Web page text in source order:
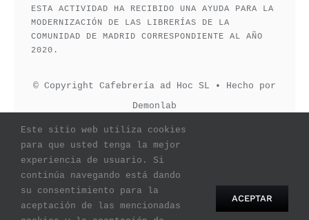
ESTA ACTIVIDAD HA RECIBIDO UNA AYUDA PARA LA
MODERNIZACIÓN DE LAS LIBRERÍAS DE LA
COMUNIDAD DE MADRID CORRESPONDIENTE AL AÑO
2020.
© Copyright Cafebrería ad Hoc SL • Hecho por
Demonlab
Este sitio web utiliza cookies
para que usted tenga la mejor
experiencia de usuario. Si
continúa navegando está dando
su consentimiento para la
aceptación de las mencionadas
ACEPTAR